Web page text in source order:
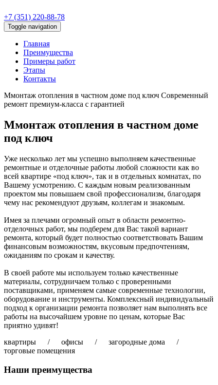
+7 (351) 220-88-78
Toggle navigation
Главная
Преимущества
Примеры работ
Этапы
Контакты
Ммонтаж отопления в частном доме под ключ Современный
ремонт премиум-класса с гарантией
Ммонтаж отопления в частном доме
под ключ
Уже несколько лет мы успешно выполняем качественные
ремонтные и отделочные работы любой сложности как во
всей квартире «под ключ», так и в отдельных комнатах, по
Вашему усмотрению. С каждым новым реализованным
проектом мы повышаем свой профессионализм, благодаря
чему нас рекомендуют друзьям, коллегам и знакомым.
Имея за плечами огромный опыт в области ремонтно-
отделочных работ, мы подберем для Вас такой вариант
ремонта, который будет полностью соответствовать Вашим
финансовым возможностям, вкусовым предпочтениям,
ожиданиям по срокам и качеству.
В своей работе мы используем только качественные
материалы, сотрудничаем только с проверенными
поставщиками, применяем самые современные технологии,
оборудование и инструменты. Комплексный индивидуальный
подход к организации ремонта позволяет нам выполнять все
работы на высочайшем уровне по ценам, которые Вас
приятно удивят!
квартиры / офисы / загородные дома /
торговые помещения
Наши преимущества